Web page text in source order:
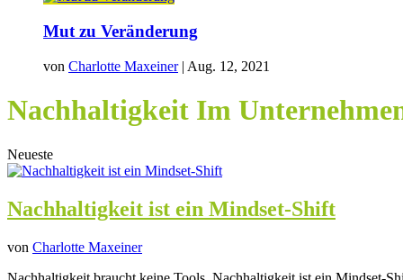
Mut zu Veränderung
von Charlotte Maxeiner| Aug. 12, 2021
Nachhaltigkeit Im
Neueste
Nachhaltigkeit ist ein Mindset-Shift
von Charlotte Maxeiner